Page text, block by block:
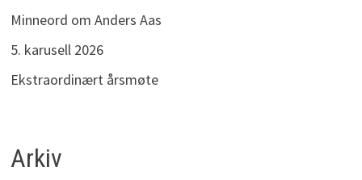
Minneord om Anders Aas
5. karusell 2026
Ekstraordinært årsmøte
Arkiv